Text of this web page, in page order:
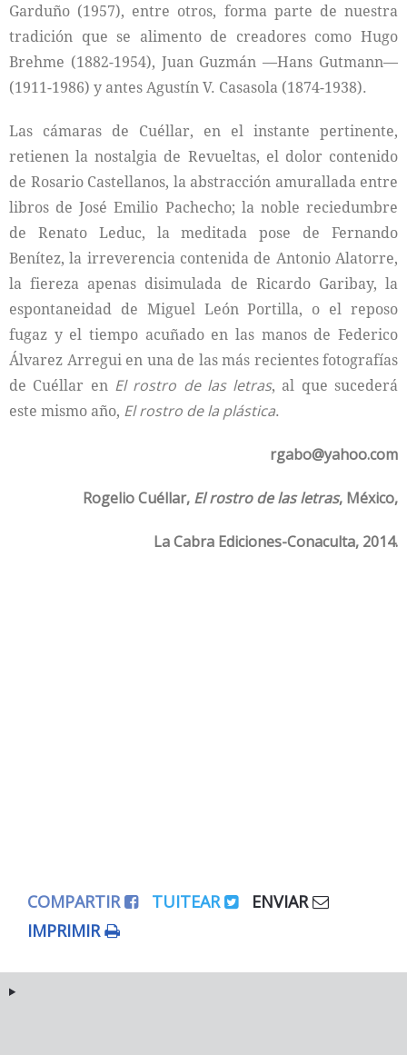
Garduño (1957), entre otros, forma parte de nuestra
tradición que se alimento de creadores como Hugo
Brehme (1882-1954), Juan Guzmán —Hans Gutmann—
(1911-1986) y antes Agustín V. Casasola (1874-1938).
Las cámaras de Cuéllar, en el instante pertinente,
retienen la nostalgia de Revueltas, el dolor contenido
de Rosario Castellanos, la abstracción amurallada entre
libros de José Emilio Pachecho; la noble reciedumbre
de Renato Leduc, la meditada pose de Fernando
Benítez, la irreverencia contenida de Antonio Alatorre,
la fiereza apenas disimulada de Ricardo Garibay, la
espontaneidad de Miguel León Portilla, o el reposo
fugaz y el tiempo acuñado en las manos de Federico
Álvarez Arregui en una de las más recientes fotografías
de Cuéllar en El rostro de las letras, al que sucederá
este mismo año, El rostro de la plástica.
rgabo@yahoo.com
Rogelio Cuéllar, El rostro de las letras, México,
La Cabra Ediciones-Conaculta, 2014.
COMPARTIR TUITEAR
ENVIAR
IMPRIMIR